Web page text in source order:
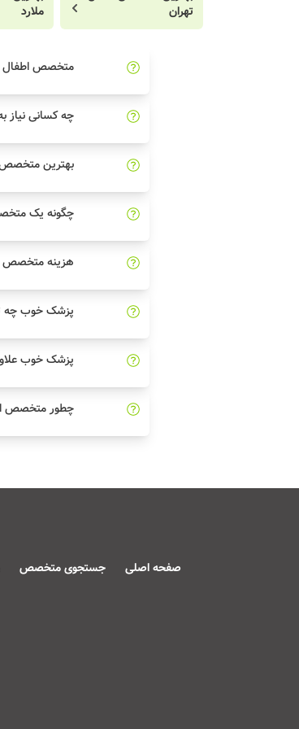
تهران
ملارد
متخصص
چه کسانی نیاز
بهترین متخصص
چگونه یک
هزینه متخصص
پزشک خوب چه
پزشک خوب
چطور متخصص
صفحه اصلی جستجوی متخصص